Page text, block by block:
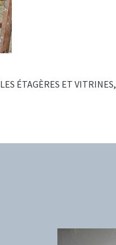
LES ÉTAGÈRES ET VITRINES,